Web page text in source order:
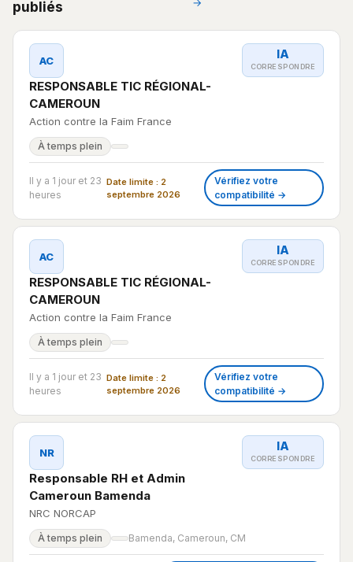
publiés
AC
RESPONSABLE TIC RÉGIONAL-
CAMEROUN
Action contre la Faim France
IA
CORRESPONDRE
À temps plein
Il y a 1 jour et 23
heures
Date limite : 2
septembre 2026
Vérifiez votre
compatibilité →
AC
RESPONSABLE TIC RÉGIONAL-
CAMEROUN
Action contre la Faim France
IA
CORRESPONDRE
À temps plein
Il y a 1 jour et 23
heures
Date limite : 2
septembre 2026
Vérifiez votre
compatibilité →
NR
Responsable RH et Admin
Cameroun Bamenda
NRC NORCAP
IA
CORRESPONDRE
À temps plein Bamenda, Cameroun, CM